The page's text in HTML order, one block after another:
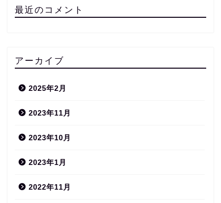
最近のコメント
アーカイブ
2025年2月
2023年11月
2023年10月
2023年1月
2022年11月